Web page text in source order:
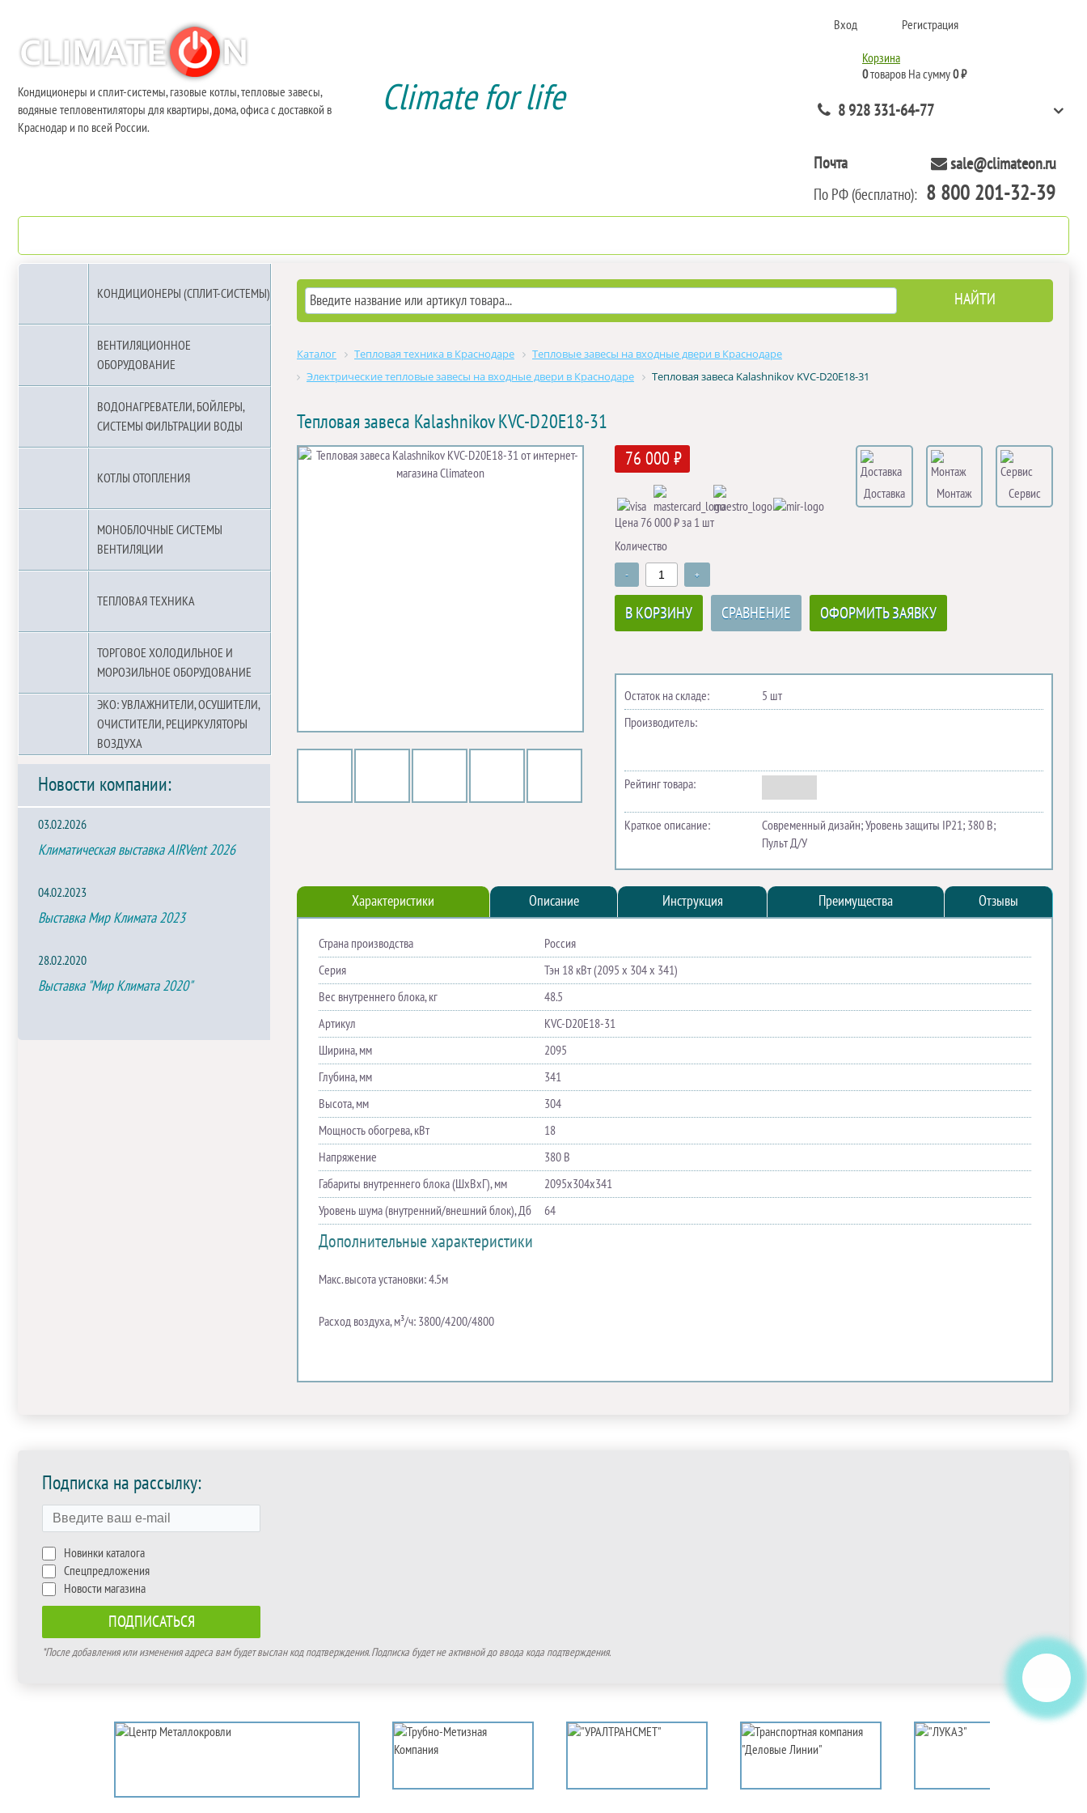
Кондиционеры и сплит-системы, газовые котлы, тепловые завесы,
водяные тепловентиляторы для квартиры, дома, офиса с доставкой в
Краснодар и по всей России.
Climate for life
Вход Регистрация
Корзина
0товаров На сумму0 ₽
8 928 331-64-77
Почта sale@climateon.ru
По РФ (бесплатно): 8 800 201-32-39
КОНДИЦИОНЕРЫ (СПЛИТ-СИСТЕМЫ)
ВЕНТИЛЯЦИОННОЕ
ОБОРУДОВАНИЕ
ВОДОНАГРЕВАТЕЛИ, БОЙЛЕРЫ,
СИСТЕМЫ ФИЛЬТРАЦИИ ВОДЫ
КОТЛЫ ОТОПЛЕНИЯ
МОНОБЛОЧНЫЕ СИСТЕМЫ
ВЕНТИЛЯЦИИ
ТЕПЛОВАЯ ТЕХНИКА
ТОРГОВОЕ ХОЛОДИЛЬНОЕ И
МОРОЗИЛЬНОЕ ОБОРУДОВАНИЕ
ЭКО: УВЛАЖНИТЕЛИ, ОСУШИТЕЛИ,
ОЧИСТИТЕЛИ, РЕЦИРКУЛЯТОРЫ
ВОЗДУХА
Новости компании:
03.02.2026
Климатическая выставка AIRVent 2026
04.02.2023
Выставка Мир Климата 2023
28.02.2020
Выставка "Мир Климата 2020"
Каталог Тепловая техника в Краснодаре
Тепловые завесы на входные двери в Краснодаре
Электрические тепловые завесы на входные двери в Краснодаре
Тепловая завеса Kalashnikov KVC-D20E18-31
Тепловая завеса Kalashnikov KVC-D20E18-31
76 000 ₽
Доставка Монтаж
Сервис
Цена 76 000 ₽ за 1 шт
Количество
- +
В КОРЗИНУ СРАВНЕНИЕ ОФОРМИТЬ ЗАЯВКУ
Остаток на складе:
5 шт
Производитель:
Рейтинг товара:
Краткое описание:
Современный дизайн; Уровень защиты IP21; 380 В;
Пульт Д/У
Характеристики Описание Инструкция Преимущества Отзывы
Страна производства
Россия
Серия
Тэн 18 кВт (2095 х 304 х 341)
Вес внутреннего блока, кг
48.5
Артикул
KVC-D20E18-31
Ширина, мм
2095
Глубина, мм
341
Высота, мм
304
Мощность обогрева, кВт
18
Напряжение
380 В
Габариты внутреннего блока (ШхВхГ), мм
2095х304х341
Уровень шума (внутренний/внешний блок), Дб
64
Дополнительные характеристики
Макс. высота установки: 4.5м
Расход воздуха, м³/ч: 3800/4200/4800
Подписка на рассылку:
Новинки каталога
Спецпредложения
Новости магазина
*После добавления или изменения адреса вам будет выслан код подтверждения. Подписка будет не активной до ввода кода подтверждения.